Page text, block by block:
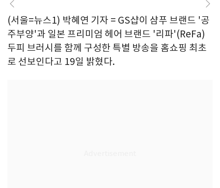
(서울=뉴스1) 박혜연 기자 = GS샵이 샴푸 브랜드 '공
주부양'과 일본 프리미엄 헤어 브랜드 '리파'(ReFa)
두피 브러시를 함께 구성한 특별 방송을 홈쇼핑 최초
로 선보인다고 19일 밝혔다.